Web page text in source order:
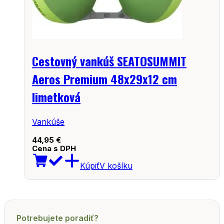
Cestovný vankúš SEATOSUMMIT
Aeros Premium 48x29x12 cm
limetková
Vankúše
44,95 €
Cena s DPH
KúpiťV košíku
Potrebujete poradiť?